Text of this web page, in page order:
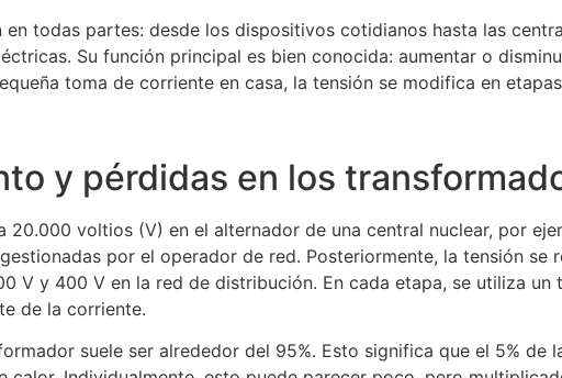
todas partes: desde los dispositivos cotidianos hasta las
Su función principal es bien conocida: aumentar o
toma de corriente en casa, la tensión se modifica en
y pérdidas en los
20.000 voltios (V) en el alternador de una central nuclear, por
por el operador de red. Posteriormente, la tensión se
V y 400 V en la red de distribución. En cada etapa, se utiliza
de la corriente.
suele ser alrededor del 95%. Esto significa que el 5% de